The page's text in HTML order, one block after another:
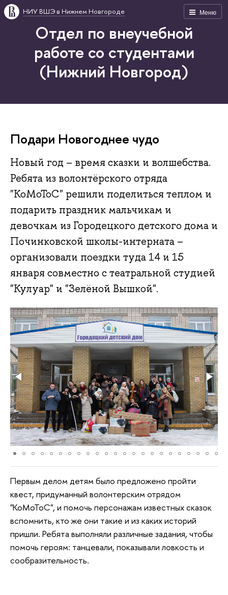
Меню
НИУ ВШЭ в Нижнем Новгороде
Отдел по внеучебной
работе со студентами
(Нижний Новгород)
Подари Новогоднее чудо
Новый год – время сказки и волшебства.
Ребята из волонтёрского отряда
"КоМоТоС" решили поделиться теплом и
подарить праздник мальчикам и
девочкам из Городецкого детского дома и
Починковской школы-интерната –
организовали поездки туда 14 и 15
января совместно с театральной студией
"Кулуар" и "Зелёной Вышкой".
Первым делом детям было предложено пройти
квест, придуманный волонтерским отрядом
"КоМоТоС", и помочь персонажам известных сказок
вспомнить, кто же они такие и из каких историй
пришли. Ребята выполняли различные задания, чтобы
помочь героям: танцевали, показывали ловкость и
сообразительность.